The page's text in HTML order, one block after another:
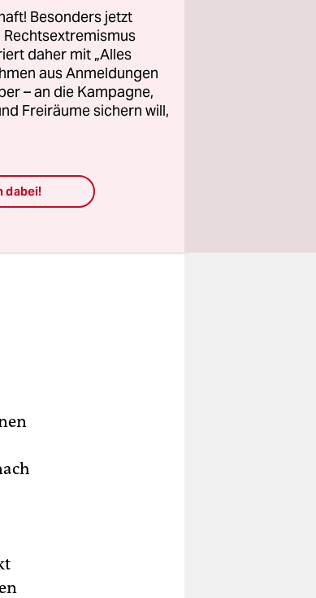
Besonders jetzt
daher mit „Alles
aus Anmeldungen
– an die Kampagne,
Freiräume sichern will,
dabei!